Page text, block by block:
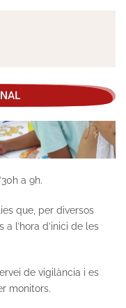
a 9h.
que, per diversos
l’hora d’inici de les
de vigilància i es
monitors.